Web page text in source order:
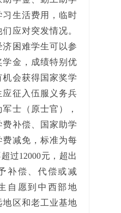
习生活费用，临时
应对突发情况。
困难学生可以参
学金，成绩特别优
会获得国家奖学
应征入伍服义务兵
士（原士官），
补偿、国家助学
费减免，标准为每
过12000元，超出
补偿、代偿或减
自愿到中西部地
地区和老工业基地